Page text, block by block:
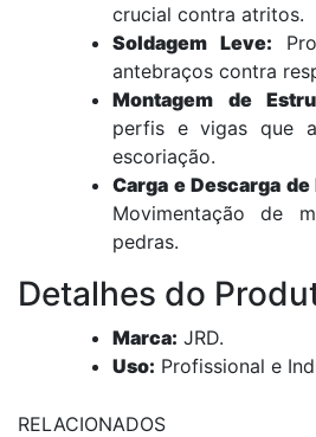
crucial contra atritos.
Soldagem Leve:
antebraços contra
Montagem de
perfis e vigas que
escoriação.
Carga e Descarga
Movimentação de
pedras.
Detalhes do
Marca: JRD.
Uso: Profissional e
RELACIONADOS